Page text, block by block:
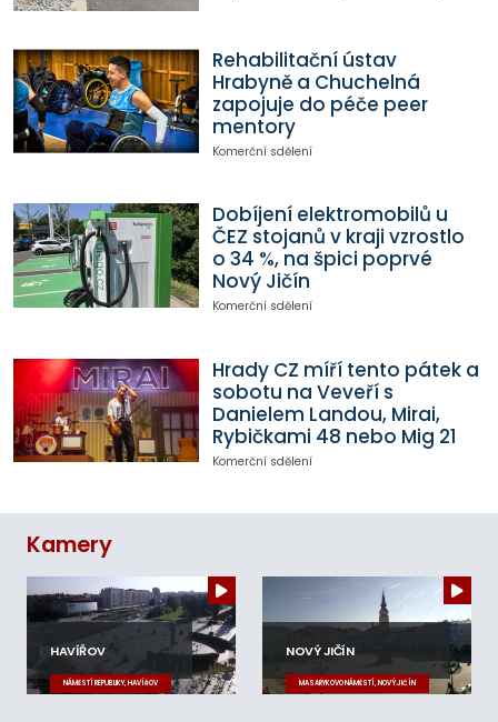
Rehabilitační ústav
Hrabyně a Chuchelná
zapojuje do péče peer
mentory
Komerční sdělení
Dobíjení elektromobilů u
ČEZ stojanů v kraji vzrostlo
o 34 %, na špici poprvé
Nový Jičín
Komerční sdělení
Hrady CZ míří tento pátek a
sobotu na Veveří s
Danielem Landou, Mirai,
Rybičkami 48 nebo Mig 21
Komerční sdělení
Kamery
HAVÍŘOV
NÁMĚSTÍ REPUBLIKY, HAVÍŘOV
NOVÝ JIČÍN
MASARYKOVO NÁMĚSTÍ, NOVÝ JIČÍN